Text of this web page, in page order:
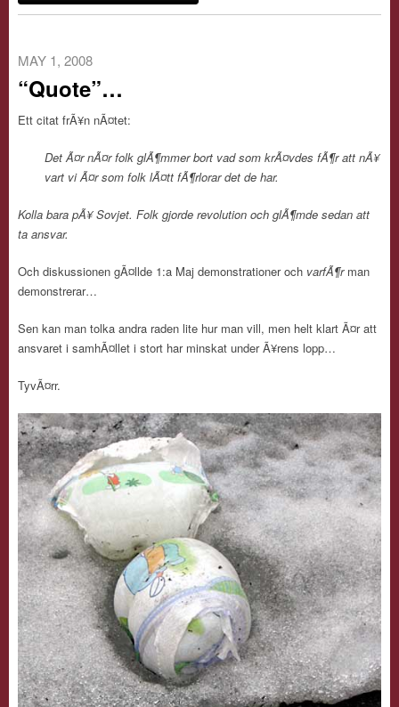
MAY 1, 2008
“Quote”…
Ett citat frÃ¥n nÃ¤tet:
Det Ã¤r nÃ¤r folk glÃ¶mmer bort vad som krÃ¤vdes fÃ¶r att nÃ¥
vart vi Ã¤r som folk lÃ¤tt fÃ¶rlorar det de har.
Kolla bara pÃ¥ Sovjet. Folk gjorde revolution och glÃ¶mde sedan att
ta ansvar.
Och diskussionen gÃ¤llde 1:a Maj demonstrationer och varfÃ¶rman
demonstrerar…
Sen kan man tolka andra raden lite hur man vill, men helt klart Ã¤r att
ansvaret i samhÃ¤llet i stort har minskat under Ã¥rens lopp…
TyvÃ¤rr.